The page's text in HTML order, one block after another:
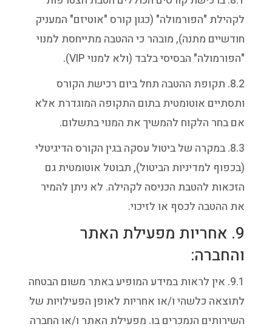
לקהילת "הפורמולה" (כגון קורס "אוטיזם" המעניק
חודשיים מתנה), מובהר כי ההטבה מתייחסת למנוי
"הפורמולה" הבסיסי בלבד (ולא למנוי VIP).
8.2. תקופת ההטבה תחל ביום רכישת הקורס
ותסתיים אוטומטית בתום התקופה המוגדרת אלא
אם בחר הלקוח להמשיך את המנוי בתשלום.
8.3. במקרה של ביטול עסקה בגין הקורס הדיגיטלי
(בכפוף למדיניות הביטול), תבוטל אוטומטית גם
הזכאות להטבת הכניסה לקהילה. לא ניתן להמיר
את ההטבה לכסף או לזיכוי.
9. אחריות מפעילת האתר
והחברה:
9.1. אין לראות במידע המופיע באתר משום הבטחה
לתוצאה כלשהי ו/או אחריות לאופן הפעילויות של
השירותים הנמכרים בו. מפעילת האתר ו/או החברה